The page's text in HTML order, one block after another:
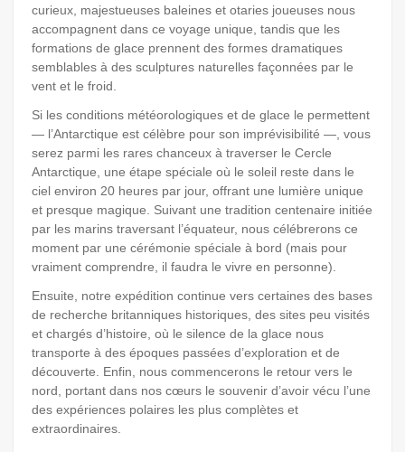
curieux, majestueuses baleines et otaries joueuses nous
accompagnent dans ce voyage unique, tandis que les
formations de glace prennent des formes dramatiques
semblables à des sculptures naturelles façonnées par le
vent et le froid.
Si les conditions météorologiques et de glace le permettent
— l’Antarctique est célèbre pour son imprévisibilité —, vous
serez parmi les rares chanceux à traverser le Cercle
Antarctique, une étape spéciale où le soleil reste dans le
ciel environ 20 heures par jour, offrant une lumière unique
et presque magique. Suivant une tradition centenaire initiée
par les marins traversant l’équateur, nous célébrerons ce
moment par une cérémonie spéciale à bord (mais pour
vraiment comprendre, il faudra le vivre en personne).
Ensuite, notre expédition continue vers certaines des bases
de recherche britanniques historiques, des sites peu visités
et chargés d’histoire, où le silence de la glace nous
transporte à des époques passées d’exploration et de
découverte. Enfin, nous commencerons le retour vers le
nord, portant dans nos cœurs le souvenir d’avoir vécu l’une
des expériences polaires les plus complètes et
extraordinaires.